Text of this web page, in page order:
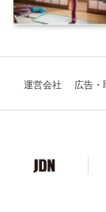
運営会社 広告・